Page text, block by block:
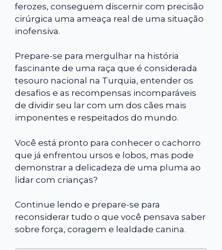
ferozes, conseguem discernir com precisão
cirúrgica uma ameaça real de uma situação
inofensiva.
Prepare-se para mergulhar na história
fascinante de uma raça que é considerada
tesouro nacional na Turquia, entender os
desafios e as recompensas incomparáveis
de dividir seu lar com um dos cães mais
imponentes e respeitados do mundo.
Você está pronto para conhecer o cachorro
que já enfrentou ursos e lobos, mas pode
demonstrar a delicadeza de uma pluma ao
lidar com crianças?
Continue lendo e prepare-se para
reconsiderar tudo o que você pensava saber
sobre força, coragem e lealdade canina.